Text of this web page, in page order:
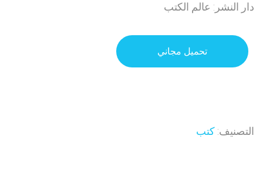
دار النشر: عالم الكتب
تحميل مجاني
التصنيف: كتب